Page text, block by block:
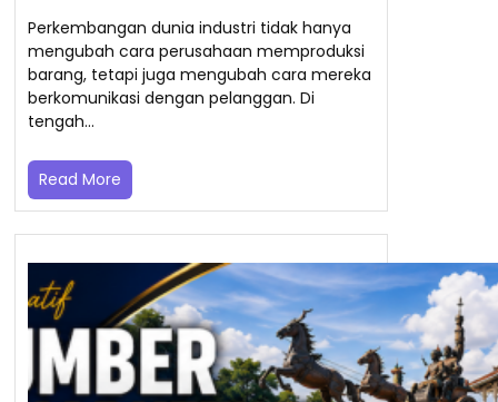
Perkembangan dunia industri tidak hanya
mengubah cara perusahaan memproduksi
barang, tetapi juga mengubah cara mereka
berkomunikasi dengan pelanggan. Di
tengah…
Read More